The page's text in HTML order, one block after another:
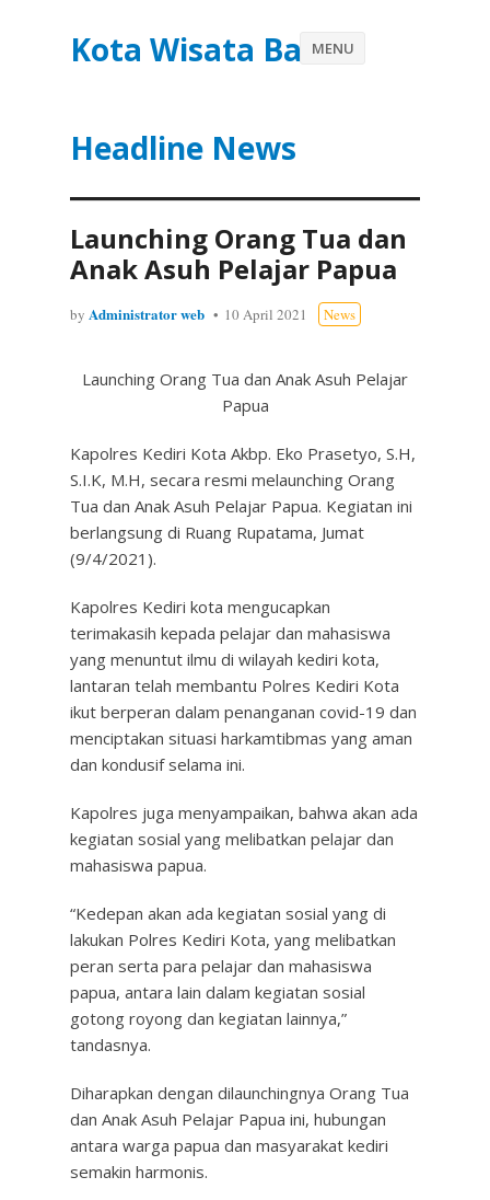
Kota Wisata Batu
Headline News
MENU
Launching Orang Tua dan
Anak Asuh Pelajar Papua
by Administrator web 10 April 2021 News
Launching Orang Tua dan Anak Asuh Pelajar
Papua
Kapolres Kediri Kota Akbp. Eko Prasetyo, S.H,
S.I.K, M.H, secara resmi melaunching Orang
Tua dan Anak Asuh Pelajar Papua. Kegiatan ini
berlangsung di Ruang Rupatama, Jumat
(9/4/2021).
Kapolres Kediri kota mengucapkan
terimakasih kepada pelajar dan mahasiswa
yang menuntut ilmu di wilayah kediri kota,
lantaran telah membantu Polres Kediri Kota
ikut berperan dalam penanganan covid-19 dan
menciptakan situasi harkamtibmas yang aman
dan kondusif selama ini.
Kapolres juga menyampaikan, bahwa akan ada
kegiatan sosial yang melibatkan pelajar dan
mahasiswa papua.
“Kedepan akan ada kegiatan sosial yang di
lakukan Polres Kediri Kota, yang melibatkan
peran serta para pelajar dan mahasiswa
papua, antara lain dalam kegiatan sosial
gotong royong dan kegiatan lainnya,”
tandasnya.
Diharapkan dengan dilaunchingnya Orang Tua
dan Anak Asuh Pelajar Papua ini, hubungan
antara warga papua dan masyarakat kediri
semakin harmonis.